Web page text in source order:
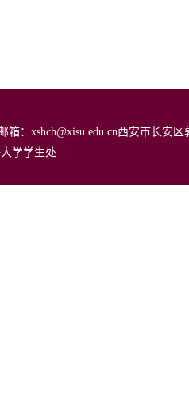
箱：xshch@xisu.edu.cn西安市长安
学学生处